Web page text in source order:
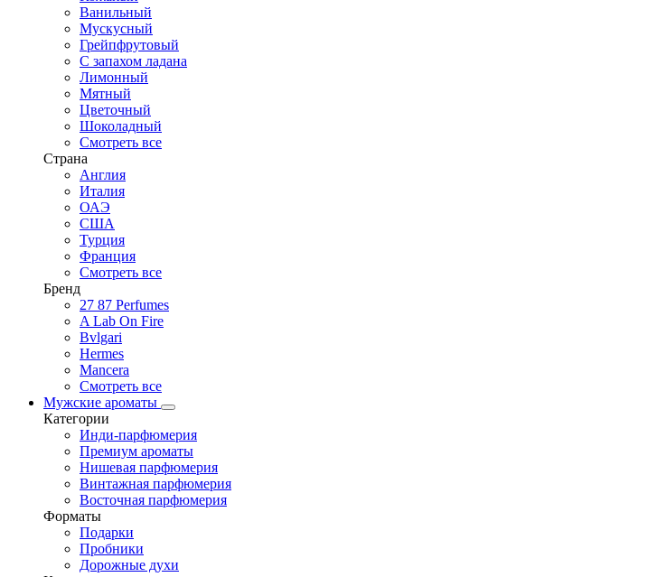
Ванильный
Мускусный
Грейпфрутовый
С запахом ладана
Лимонный
Мятный
Цветочный
Шоколадный
Смотреть все
Страна
Англия
Италия
ОАЭ
США
Турция
Франция
Смотреть все
Бренд
27 87 Perfumes
A Lab On Fire
Bvlgari
Hermes
Mancera
Смотреть все
Мужские ароматы
Категории
Инди-парфюмерия
Премиум ароматы
Нишевая парфюмерия
Винтажная парфюмерия
Восточная парфюмерия
Форматы
Подарки
Пробники
Дорожные духи